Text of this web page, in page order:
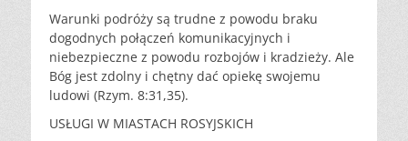
Warunki podróży są trudne z powodu braku
dogodnych połączeń komunikacyjnych i
niebezpieczne z powodu rozbojów i kradzieży. Ale
Bóg jest zdolny i chętny dać opiekę swojemu
ludowi (Rzym. 8:31,35).
USŁUGI W MIASTACH ROSYJSKICH